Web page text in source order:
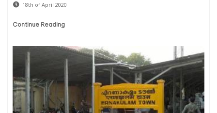
18th of April 2020
Continue Reading